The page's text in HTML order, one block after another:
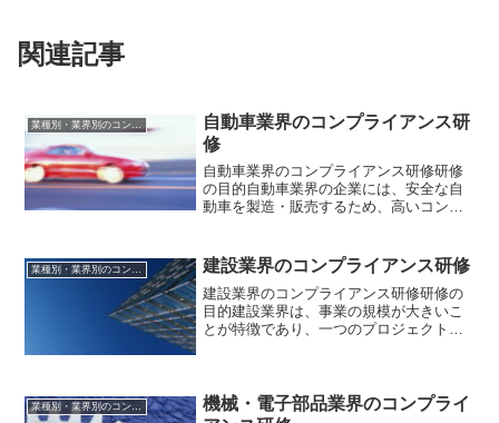
関連記事
業種別・業界別のコンプライアンス研修
自動車業界のコンプライアンス研
修
自動車業界のコンプライアンス研修研修
の目的自動車業界の企業には、安全な自
動車を製造・販売するため、高いコンプ
法コンプライアンスや、新しい技術に対
応した知的財産や営業秘密...
建設業界のコンプライアンス研修
建設業界のコンプライアンス研修研修の
目的建設業界は、事業の規模が大きいこ
とが特徴であり、一つのプロジェクトに
全体を広く意識しながら、...
業種別・業界別のコンプライアンス研修
機械・電子部品業界のコンプライ